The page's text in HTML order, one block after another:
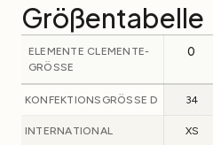
Größentabelle
ELEMENTE CLEMENTE-
GRÖSSE
0
KONFEKTIONSGRÖSSE D 34
INTERNATIONAL XS